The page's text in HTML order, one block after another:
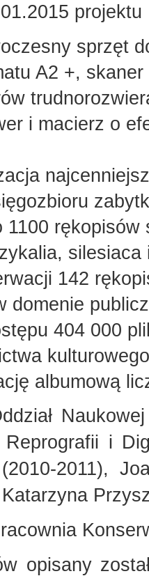
projektu
sprzęt
A2 +,
i macierz o
1100
silesiaca
142
domenie
404 000
kulturowego
albumową
i
2011),
opisany